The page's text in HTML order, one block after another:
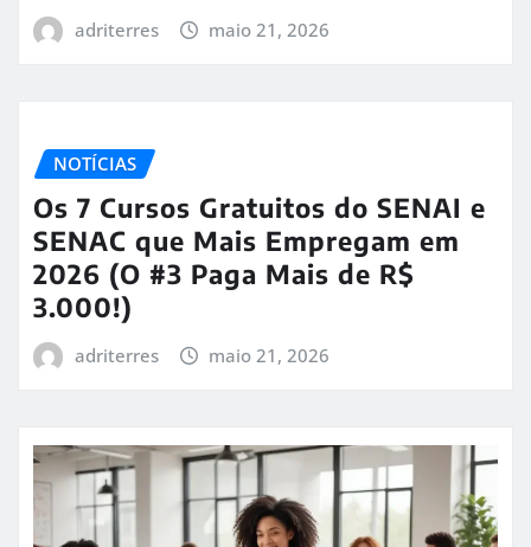
adriterres maio 21, 2026
NOTÍCIAS
Os 7 Cursos Gratuitos do SENAI e
SENAC que Mais Empregam em
2026 (O #3 Paga Mais de R$
3.000!)
adriterres maio 21, 2026